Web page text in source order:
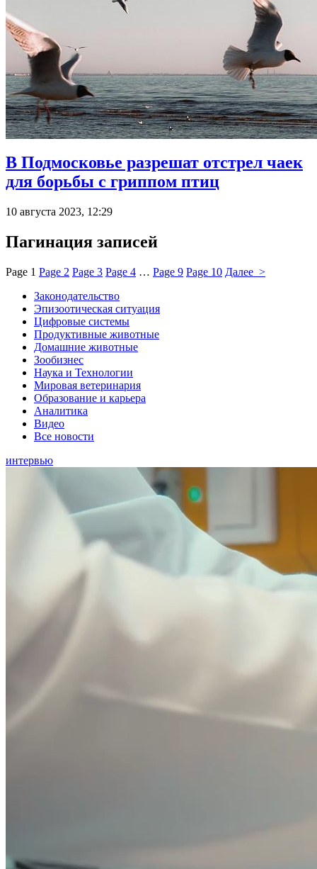
В Подмосковье разрешат отстрел чаек
для борьбы с гриппом птиц
10 августа 2023, 12:29
Пагинация записей
Page 1 Page 2 Page 3 Page 4 … Page 9 Page 10 Далее >
Законодательство
Эпизоотическая ситуация
Цифровые системы
Продуктивные животные
Домашние животные
Зообизнес
Наука и Технологии
Мировая ветеринария
Образование и карьера
Аналитика
Видео
Все новости
интервью